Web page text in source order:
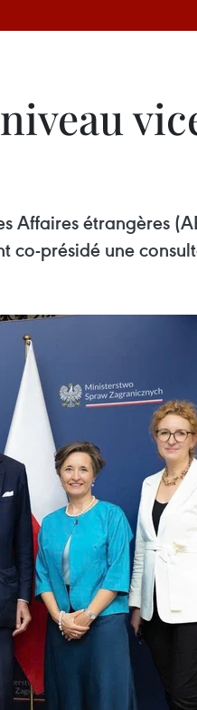
étrangères
co-présidé une